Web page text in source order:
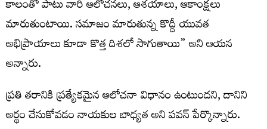
కాలంతో పాటు వారి ఆలోచనలు, ఆశయాలు, ఆకాంక్షలు
మారుతుంటాయి. సమాజం మారుతున్న కొద్దీ యువత
అభిప్రాయాలు కూడా కొత్త దిశలో సాగుతాయి” అని ఆయన
అన్నారు.
ప్రతి తరానికి ప్రత్యేకమైన ఆలోచనా విధానం ఉంటుందని, దానిని
అర్థం చేసుకోవడం నాయకుల బాధ్యత అని పవన్ పేర్కొన్నారు.